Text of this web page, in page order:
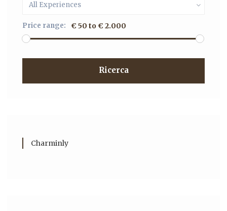
All Experiences
Price range: € 50 to € 2.000
Ricerca
Charminly